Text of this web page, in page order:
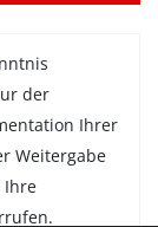
der
Ihrer
Weitergabe
Ihre